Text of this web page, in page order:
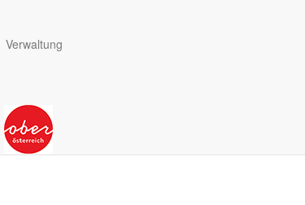
Verwaltung